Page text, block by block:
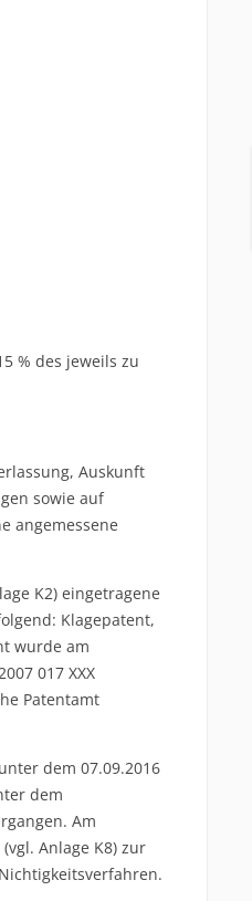
% des jeweils zu
Auskunft
sowie auf
angemessene
K2) eingetragene
Klagepatent,
wurde am
017 XXX
Patentamt
dem 07.09.2016
dem
Am
Anlage K8) zur